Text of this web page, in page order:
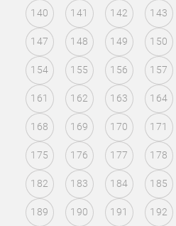
140 141 142 143
147 148 149 150
154 155 156 157
161 162 163 164
168 169 170 171
175 176 177 178
182 183 184 185
189 190 191 192